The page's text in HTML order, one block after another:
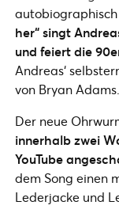
autobiographisch
her“ singt
und feiert die
Andreas‘
von Bryan Adams.
Der neue
innerhalb zwei
YouTube
dem Song einen
Lederjacke und